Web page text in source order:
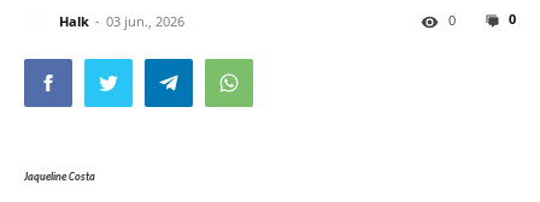
Halk 03 jun., 2026 0
0
Jaqueline Costa